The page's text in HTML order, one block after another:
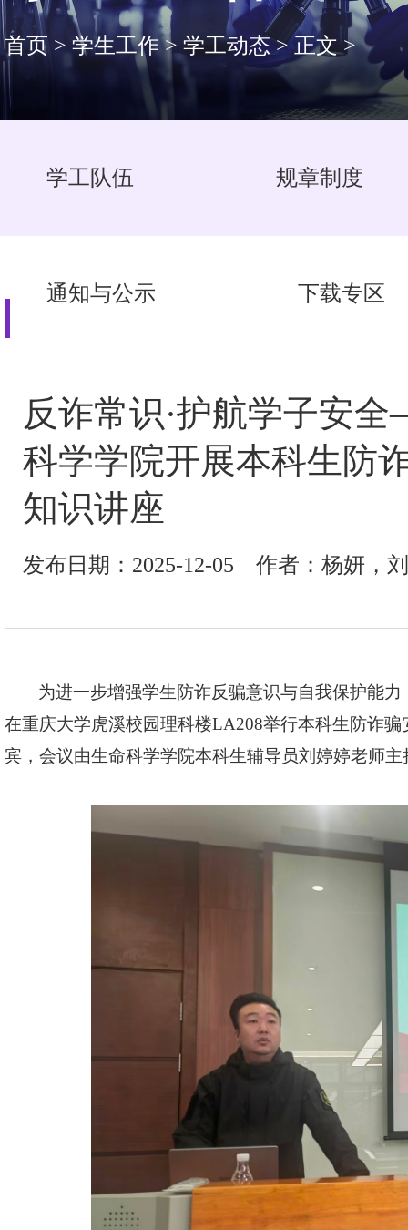
首页 > 学生工作> 学工动态>正文>
学工队伍 规章制度
通知与公示 下载专区
反诈常识·护航学子安
科学学院开展本科生防
知识讲座
发布日期：2025-12-05 作者：杨妍，
为进一步增强学生防诈反骗意识与自我保护能
在重庆大学虎溪校园理科楼LA208举行本科生防诈
宾，会议由生命科学学院本科生辅导员刘婷婷老师